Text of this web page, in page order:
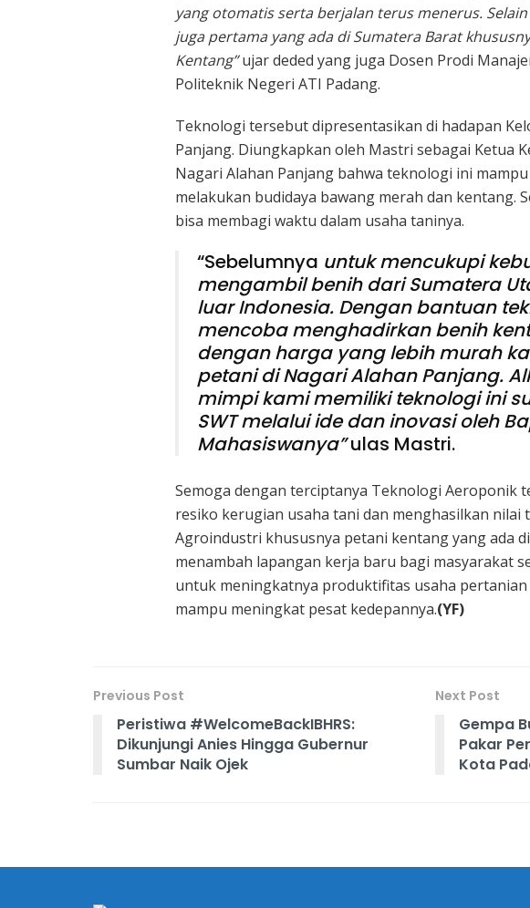
yang otomatis serta berjalan terus menerus.
juga pertama yang ada di Sumatera Barat
Kentang”ujar deded yang juga Dosen Prodi
Politeknik Negeri ATI Padang.
Teknologi tersebut dipresentasikan di hadapan
Panjang. Diungkapkan oleh Mastri sebagai Ketua
Nagari Alahan Panjang bahwa teknologi ini
melakukan budidaya bawang merah dan kentang.
bisa membagi waktu dalam usaha taninya.
“Sebelumnya untuk mencukupi
mengambil benih dari Sumatera
luar Indonesia. Dengan bantuan
mencoba menghadirkan benih
dengan harga yang lebih murah
petani di Nagari Alahan Panjang.
mimpi kami memiliki teknologi ini
SWT melalui ide dan inovasi oleh
Mahasiswanya”ulas Mastri.
Semoga dengan terciptanya Teknologi Aeroponik
resiko kerugian usaha tani dan menghasilkan nilai
Agroindustri khususnya petani kentang yang ada
menambah lapangan kerja baru bagi masyarakat
untuk meningkatnya produktifitas usaha
mampu meningkat pesat kedepannya.(YF)
Previous Post
Peristiwa #WelcomeBackIBHRS:
Dikunjungi Anies Hingga Gubernur
Sumbar Naik Ojek
Next Post
Gempa
Pakar
Kota